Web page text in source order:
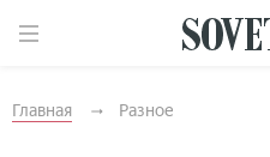
Главная Разное